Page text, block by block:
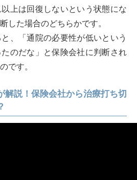
上は回復しないという状態にな
した場合のどちらかです。
、「通院の必要性が低いという
のだな」と保険会社に判断され
です。
解説！保険会社から治療打ち切